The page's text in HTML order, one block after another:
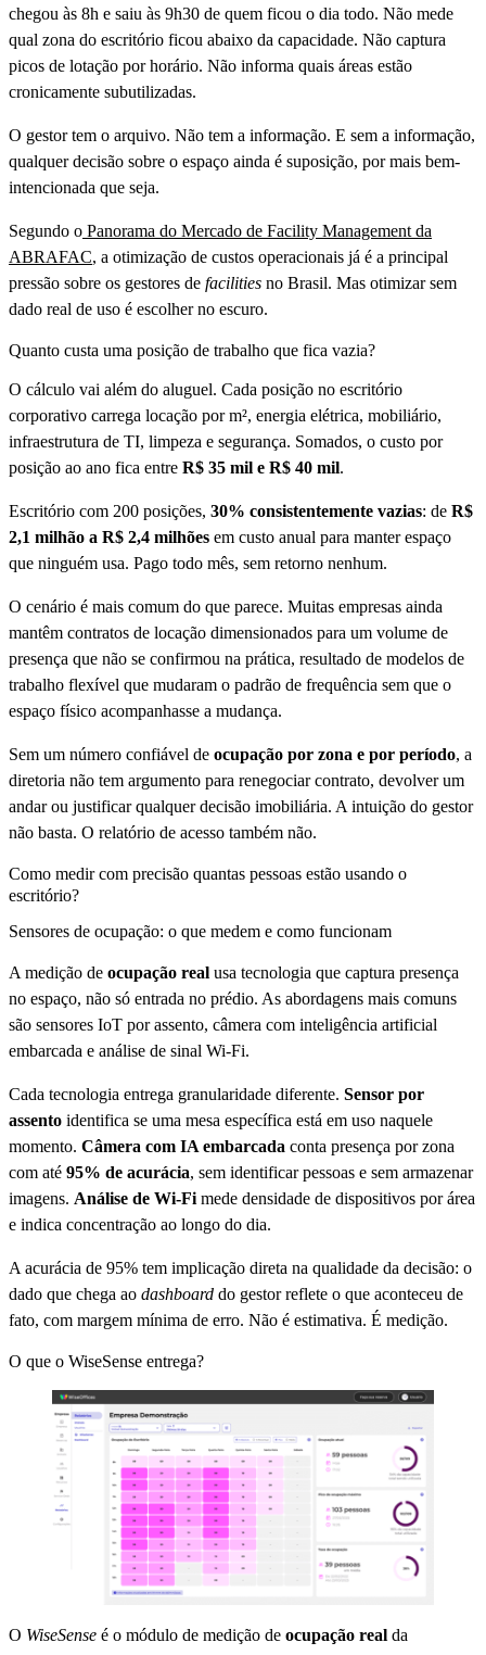
chegou às 8h e saiu às 9h30 de quem ficou o dia todo. Não mede
qual zona do escritório ficou abaixo da capacidade. Não captura
picos de lotação por horário. Não informa quais áreas estão
cronicamente subutilizadas.
O gestor tem o arquivo. Não tem a informação. E sem a informação,
qualquer decisão sobre o espaço ainda é suposição, por mais bem-
intencionada que seja.
Segundo o Panorama do Mercado de Facility Management da
ABRAFAC, a otimização de custos operacionais já é a principal
pressão sobre os gestores de facilities no Brasil. Mas otimizar sem
dado real de uso é escolher no escuro.
Quanto custa uma posição de trabalho que fica vazia?
O cálculo vai além do aluguel. Cada posição no escritório
corporativo carrega locação por m², energia elétrica, mobiliário,
infraestrutura de TI, limpeza e segurança. Somados, o custo por
posição ao ano fica entre R$ 35 mil e R$ 40 mil.
Escritório com 200 posições, 30% consistentemente vazias: de R$
2,1 milhão a R$ 2,4 milhões em custo anual para manter espaço
que ninguém usa. Pago todo mês, sem retorno nenhum.
O cenário é mais comum do que parece. Muitas empresas ainda
mantêm contratos de locação dimensionados para um volume de
presença que não se confirmou na prática, resultado de modelos de
trabalho flexível que mudaram o padrão de frequência sem que o
espaço físico acompanhasse a mudança.
Sem um número confiável de ocupação por zona e por período, a
diretoria não tem argumento para renegociar contrato, devolver um
andar ou justificar qualquer decisão imobiliária. A intuição do gestor
não basta. O relatório de acesso também não.
Como medir com precisão quantas pessoas estão usando o
escritório?
Sensores de ocupação: o que medem e como funcionam
A medição de ocupação real usa tecnologia que captura presença
no espaço, não só entrada no prédio. As abordagens mais comuns
são sensores IoT por assento, câmera com inteligência artificial
embarcada e análise de sinal Wi-Fi.
Cada tecnologia entrega granularidade diferente. Sensor por
assento identifica se uma mesa específica está em uso naquele
momento. Câmera com IA embarcada conta presença por zona
com até 95% de acurácia, sem identificar pessoas e sem armazenar
imagens. Análise de Wi-Fi mede densidade de dispositivos por área
e indica concentração ao longo do dia.
A acurácia de 95% tem implicação direta na qualidade da decisão: o
dado que chega ao dashboard do gestor reflete o que aconteceu de
fato, com margem mínima de erro. Não é estimativa. É medição.
O que o WiseSense entrega?
O WiseSense é o módulo de medição de ocupação real da